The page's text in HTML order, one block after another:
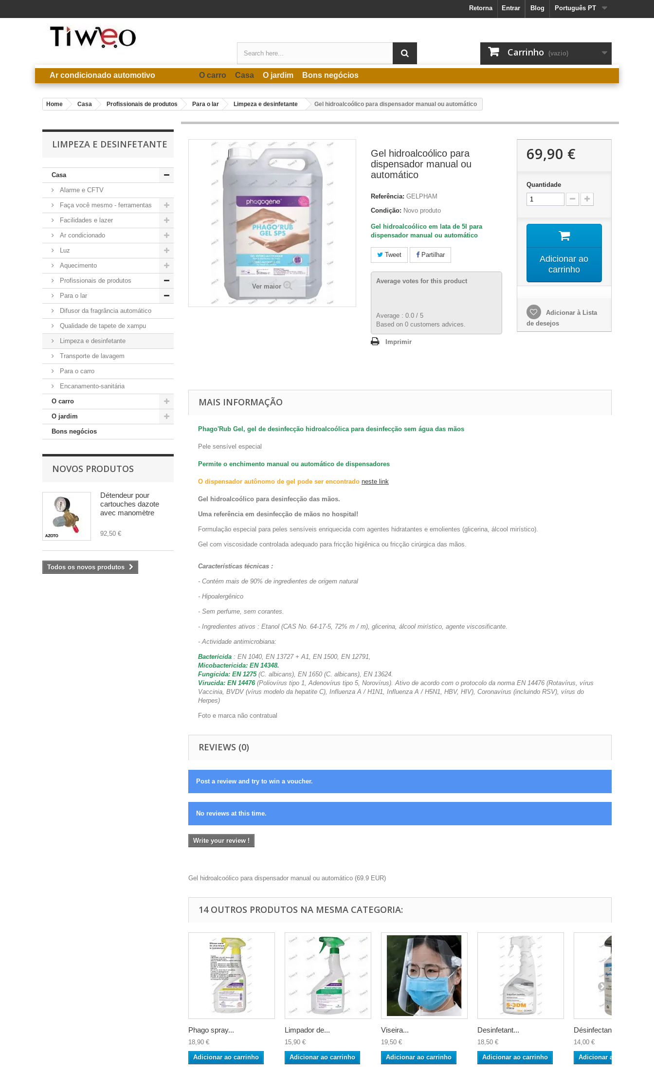
Português PT
Blog
Entrar
Retorna
Carrinho (vazio)
Ar condicionado automotivo O carro Casa O jardim Bons negócios
Home Casa Profissionais de produtos Para o lar Limpeza e desinfetante Gel hidroalcoólico para dispensador manual ou automático
LIMPEZA E DESINFETANTE
Casa
Alarme e CFTV
Faça você mesmo - ferramentas
Facilidades e lazer
Ar condicionado
Luz
Aquecimento
Profissionais de produtos
Para o lar
Difusor da fragrância automático
Qualidade de tapete de xampu
Limpeza e desinfetante
Transporte de lavagem
Para o carro
Encanamento-sanitária
O carro
O jardim
Bons negócios
NOVOS PRODUTOS
Détendeur pour
cartouches dazote
avec manomètre
92,50 €
Todos os novos produtos
Ver maior
Gel hidroalcoólico para
dispensador manual ou
automático
Referência: GELPHAM
Condição: Novo produto
Gel hidroalcoólico em lata de 5l para
dispensador manual ou automático
Tweet Partilhar
Average votes for this product
Average : 0.0 / 5
Based on 0 customers advices.
Imprimir
69,90 €
Quantidade
Adicionar ao
carrinho
Adicionar à Lista
de desejos
MAIS INFORMAÇÃO
Phago'Rub Gel, gel de desinfecção hidroalcoólica para desinfecção sem água das mãos
Pele sensível especial
Permite o enchimento manual ou automático de dispensadores
O dispensador autônomo de gel pode ser encontrado neste link
Gel hidroalcoólico para desinfecção das mãos.
Uma referência em desinfecção de mãos no hospital!
Formulação especial para peles sensíveis enriquecida com agentes hidratantes e emolientes (glicerina, álcool mirístico).
Gel com viscosidade controlada adequado para fricção higiênica ou fricção cirúrgica das mãos.
Características técnicas :
- Contém mais de 90% de ingredientes de origem natural
- Hipoalergênico
- Sem perfume, sem corantes.
- Ingredientes ativos : Etanol (CAS No. 64-17-5, 72% m / m), glicerina, álcool mirístico, agente viscosificante.
- Actividade antimicrobiana:
Bactericida : EN 1040, EN 13727 + A1, EN 1500, EN 12791,
Micobactericida: EN 14348.
Fungicida: EN 1275(C. albicans), EN 1650 (C. albicans), EN 13624.
Virucida: EN 14476(Poliovírus tipo 1, Adenovírus tipo 5, Norovírus). Ativo de acordo com o protocolo da norma EN 14476 (Rotavírus, vírus
Vaccinia, BVDV (vírus modelo da hepatite C), Influenza A / H1N1, Influenza A / H5N1, HBV, HIV), Coronavírus (incluindo RSV), vírus do
Herpes)
Foto e marca não contratual
REVIEWS (0)
Post a review and try to win a voucher.
No reviews at this time.
Write your review !
Gel hidroalcoólico para dispensador manual ou automático (69.9 EUR)
14 OUTROS PRODUTOS NA MESMA CATEGORIA:
Phago spray...
18,90 €
Adicionar ao carrinho
Limpador de...
15,90 €
Adicionar ao carrinho
Viseira...
19,50 €
Adicionar ao carrinho
Desinfetant...
18,50 €
Adicionar ao carrinho
Désinfectan...
14,00 €
Adicionar ao carrinho